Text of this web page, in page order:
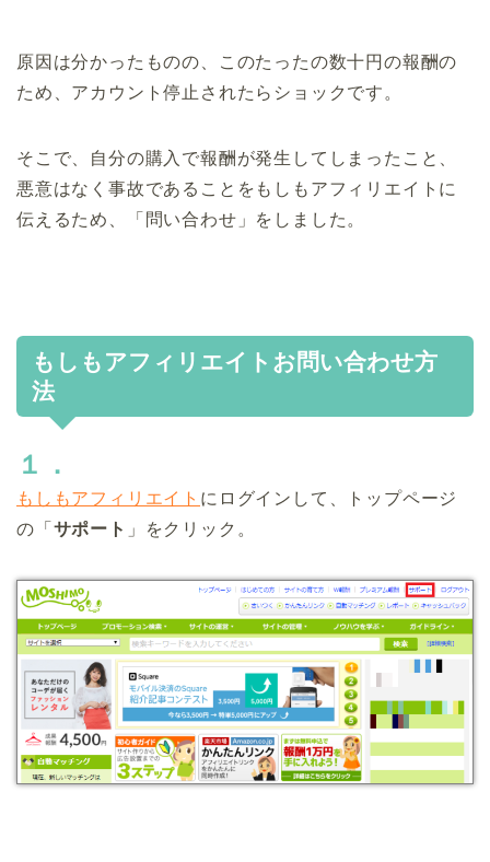
原因は分かったものの、このたったの数十円の報酬の
ため、アカウント停止されたらショックです。
そこで、自分の購入で報酬が発生してしまったこと、
悪意はなく事故であることをもしもアフィリエイトに
伝えるため、「問い合わせ」をしました。
もしもアフィリエイトお問い合わせ方
法
１．
もしもアフィリエイト にログインして、トップページ
の「 サポート 」をクリック。